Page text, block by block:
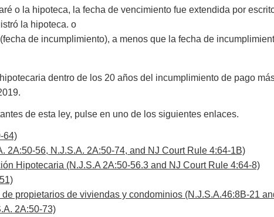
o la hipoteca, la fecha de vencimiento fue extendida por
la hipoteca. o
de incumplimiento), a menos que la fecha de
dentro de los 20 años del incumplimiento de pago
de esta ley, pulse en uno de los siguientes enlaces.
64)
2A:50-56, N.J.S.A. 2A:50-74, and NJ Court Rule 4:64-1B)
Hipotecaria (N.J.S.A 2A:50-56.3 and NJ Court Rule 4:64-8)
propietarios de viviendas y condominios (N.J.S.A.46:8B-21
2A:50-73)